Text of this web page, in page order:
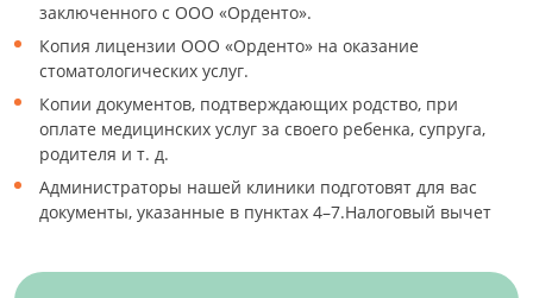
заключенного с ООО «Орденто».
Копия лицензии ООО «Орденто» на оказание
стоматологических услуг.
Копии документов, подтверждающих родство, при
оплате медицинских услуг за своего ребенка, супруга,
родителя и т. д.
Администраторы нашей клиники подготовят для вас
документы, указанные в пунктах 4–7.Налоговый вычет